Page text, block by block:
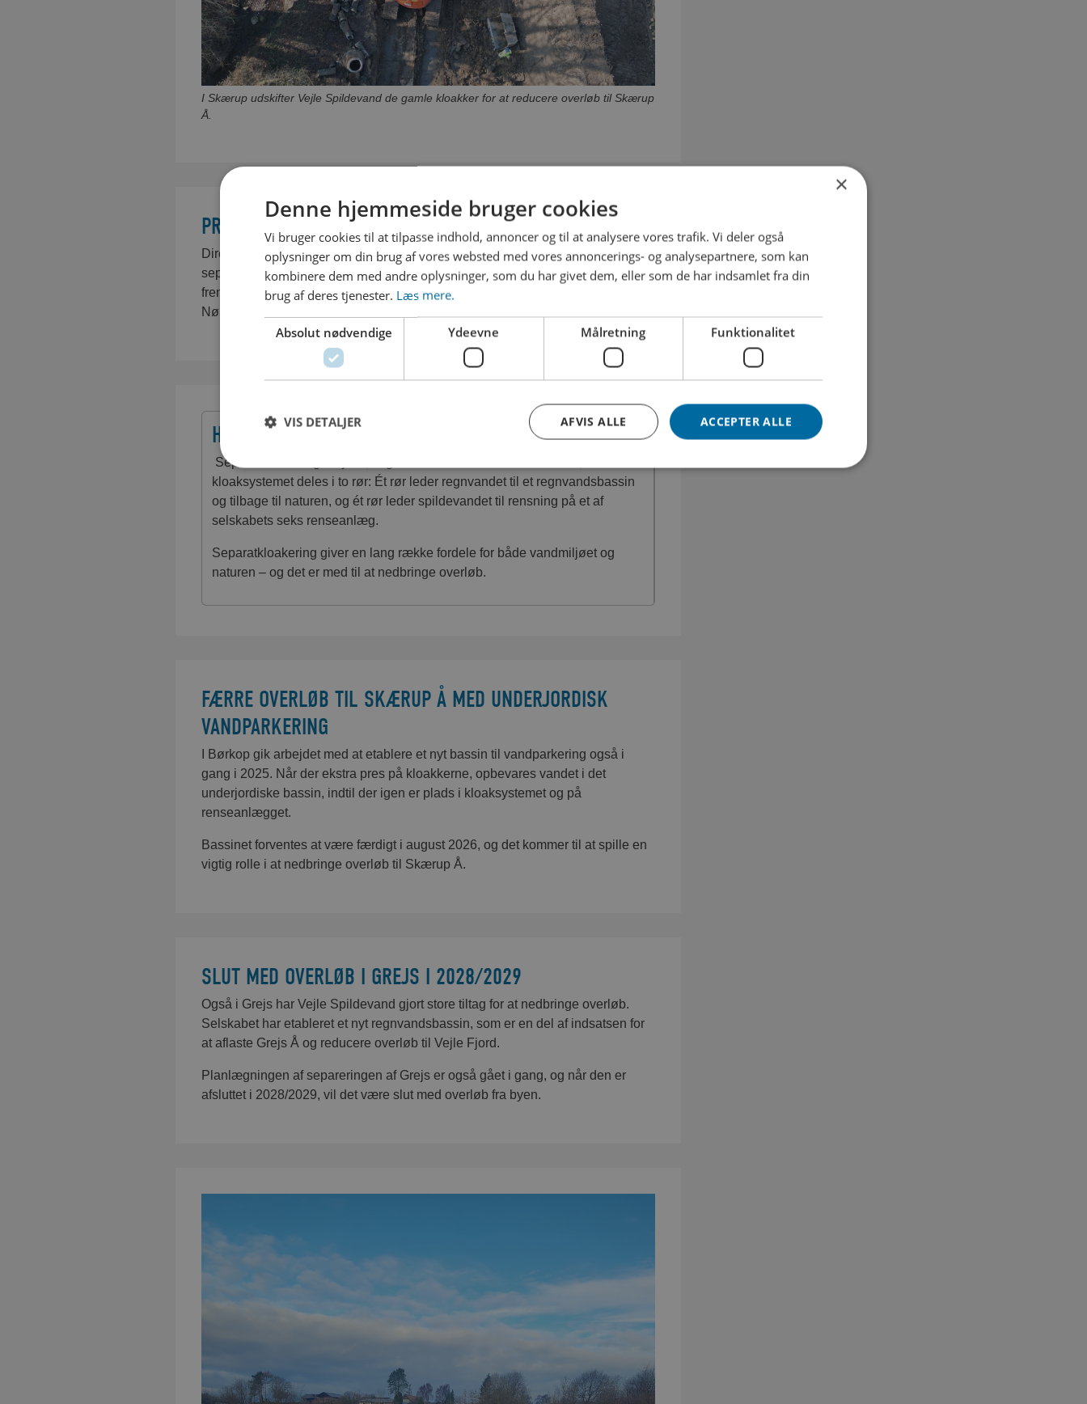
I Skærup udskifter Vejle Spildevand de gamle kloakker for at reducere overløb til Skærup
Å.
PROJEKTER I MANGE OMRÅDER I KOMMUNEN
Direktøren peger på, at Vejle Spildevand har moderniseret kloaksystemet med
separatkloakering i mange områder i Vejle Kommune. Her kan det blandt andet
fremhæves, at selskabet har etableret nye kloakrør i Bredballe, på
Nørremarken, i Mølholm, i Egtved, i Skærup og i Vonge.
HVAD BETYDER SEPARATKLOAKERING?
Separatkloakering betyder, at gamle kloakker moderniseres ved, at
kloaksystemet deles i to rør: Ét rør leder regnvandet til et regnvandsbassin
og tilbage til naturen, og ét rør leder spildevandet til rensning på et af
selskabets seks renseanlæg.
Separatkloakering giver en lang række fordele for både vandmiljøet og
naturen – og det er med til at nedbringe overløb.
FÆRRE OVERLØB TIL SKÆRUP Å MED UNDERJORDISK
VANDPARKERING
I Børkop gik arbejdet med at etablere et nyt bassin til vandparkering også i
gang i 2025. Når der ekstra pres på kloakkerne, opbevares vandet i det
underjordiske bassin, indtil der igen er plads i kloaksystemet og på
renseanlægget.
Bassinet forventes at være færdigt i august 2026, og det kommer til at spille en
vigtig rolle i at nedbringe overløb til Skærup Å.
SLUT MED OVERLØB I GREJS I 2028/2029
Også i Grejs har Vejle Spildevand gjort store tiltag for at nedbringe overløb.
Selskabet har etableret et nyt regnvandsbassin, som er en del af indsatsen for
at aflaste Grejs Å og reducere overløb til Vejle Fjord.
Planlægningen af separeringen af Grejs er også gået i gang, og når den er
afsluttet i 2028/2029, vil det være slut med overløb fra byen.
×
Denne hjemmeside bruger cookies
Vi bruger cookies til at tilpasse indhold, annoncer og til at analysere vores trafik. Vi deler også
oplysninger om din brug af vores websted med vores annoncerings- og analysepartnere, som kan
kombinere dem med andre oplysninger, som du har givet dem, eller som de har indsamlet fra din
brug af deres tjenester. Læs mere.
Absolut nødvendige Ydeevne Målretning Funktionalitet
ACCEPTER ALLE
AFVIS ALLE
VIS DETALJER